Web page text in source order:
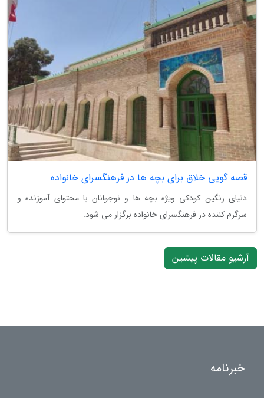
قصه گویی خلاق برای بچه ها در فرهنگسرای خانواده
دنیای رنگین کودکی ویژه بچه ها و نوجوانان با محتوای آموزنده و
سرگرم کننده در فرهنگسرای خانواده برگزار می شود.
آرشیو مقالات پیشین
خبرنامه